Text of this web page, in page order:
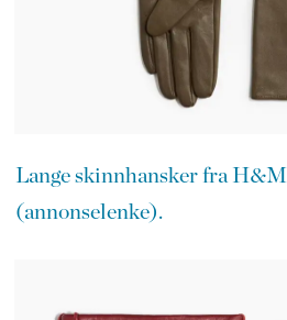
Lange skinnhansker fra
(annonselenke).